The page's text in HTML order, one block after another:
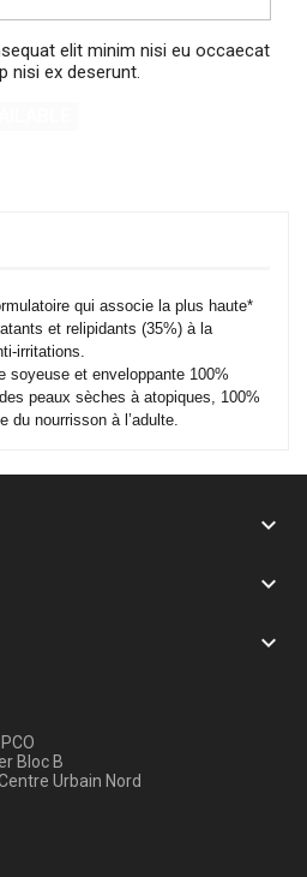
elit minim nisi eu occaecat
nisi ex deserunt.
qui associe la plus haute*
et relipidants (35%) à la
irritations.
soyeuse et enveloppante 100%
peaux sèches à atopiques, 100%
du nourrisson à l’adulte.



Bloc B
Urbain Nord